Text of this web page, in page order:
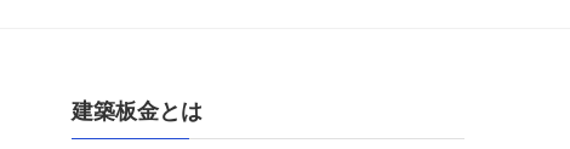
建築板金とは